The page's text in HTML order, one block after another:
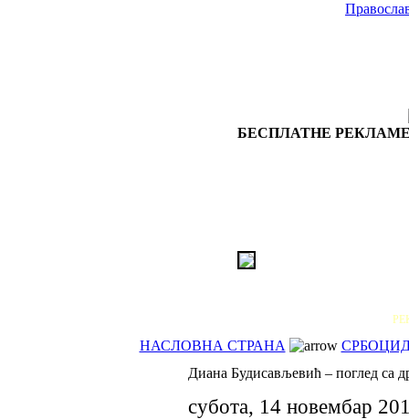
БЕСПЛАТНЕ
НАСЛОВНА СТРАНА
Диана Будисављевић – поглед са
субота, 14 новембар